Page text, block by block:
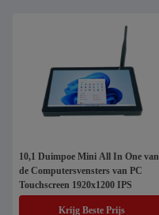
10,1 Duimpoe Mini All In One van
de Computersvensters van PC
Touchscreen 1920x1200 IPS
Krijg Beste Prijs